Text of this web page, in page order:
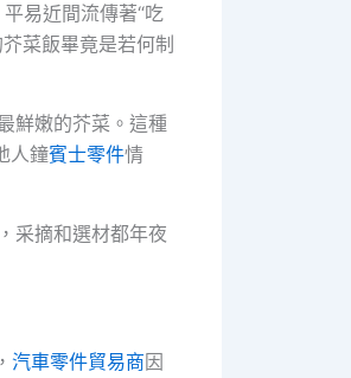
易近間流傳著“吃
菜飯畢竟是若何制
鮮嫩的芥菜。這種
人鐘賓士零件情
采摘和選材都年夜
汽車零件貿易商因